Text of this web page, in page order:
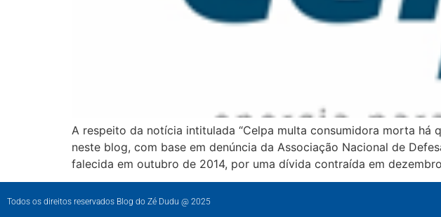
A respeito da notícia intitulada “Celpa multa consumidora morta há
neste blog, com base em denúncia da Associação Nacional de
falecida em outubro de 2014, por uma dívida contraída em
Todos os direitos reservados Blog do Zé Dudu @ 2025